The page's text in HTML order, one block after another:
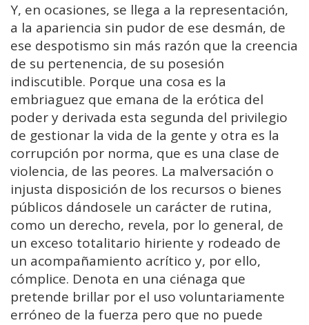
Y, en ocasiones, se llega a la representación,
a la apariencia sin pudor de ese desmán, de
ese despotismo sin más razón que la creencia
de su pertenencia, de su posesión
indiscutible. Porque una cosa es la
embriaguez que emana de la erótica del
poder y derivada esta segunda del privilegio
de gestionar la vida de la gente y otra es la
corrupción por norma, que es una clase de
violencia, de las peores. La malversación o
injusta disposición de los recursos o bienes
públicos dándosele un carácter de rutina,
como un derecho, revela, por lo general, de
un exceso totalitario hiriente y rodeado de
un acompañamiento acrítico y, por ello,
cómplice. Denota en una ciénaga que
pretende brillar por el uso voluntariamente
erróneo de la fuerza pero que no puede